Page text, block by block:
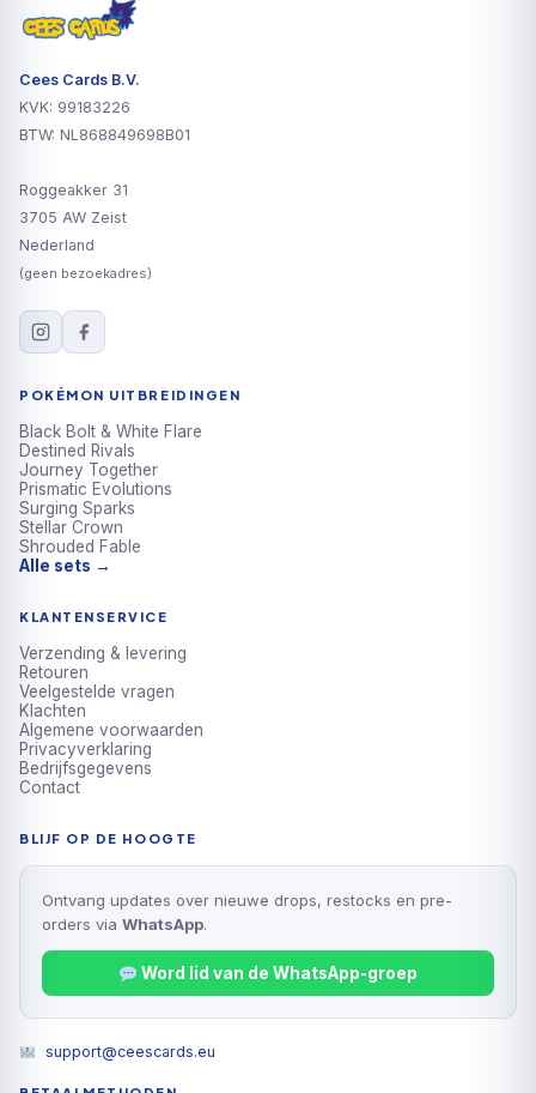
Cees Cards B.V.
KVK: 99183226
BTW: NL868849698B01
Roggeakker 31
3705 AW Zeist
Nederland
(geen bezoekadres)
POKÉMON UITBREIDINGEN
Black Bolt & White Flare
Destined Rivals
Journey Together
Prismatic Evolutions
Surging Sparks
Stellar Crown
Shrouded Fable
Alle sets →
KLANTENSERVICE
Verzending & levering
Retouren
Veelgestelde vragen
Klachten
Algemene voorwaarden
Privacyverklaring
Bedrijfsgegevens
Contact
BLIJF OP DE HOOGTE
Ontvang updates over nieuwe drops, restocks en pre-
orders via WhatsApp.
Word lid van de WhatsApp-groep
support@ceescards.eu